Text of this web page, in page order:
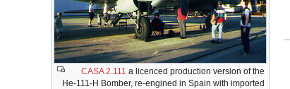
CASA 2.111 a licenced production version of the
He-111-H Bomber, re-engined in Spain with imported